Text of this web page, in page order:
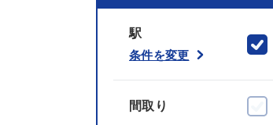
駅
条件を変更
間取り